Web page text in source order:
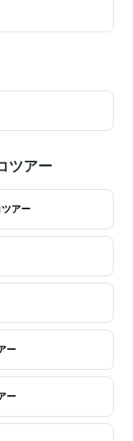
ツアー
アー
ー
ー